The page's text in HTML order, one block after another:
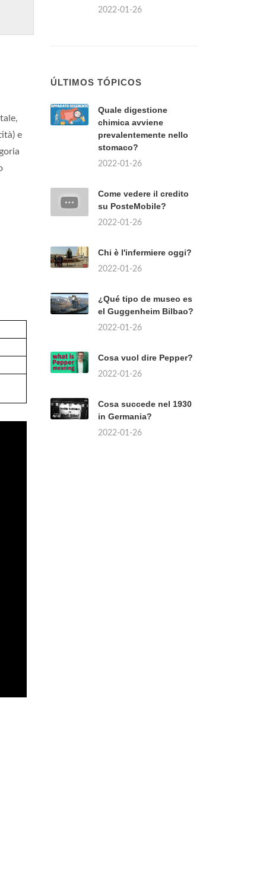
e
2022-01-26
ÚLTIMOS TÓPICOS
Quale digestione
chimica avviene
prevalentemente nello
stomaco?
2022-01-26
Come vedere il credito
su PosteMobile?
2022-01-26
Chi è l'infermiere oggi?
2022-01-26
¿Qué tipo de museo es
el Guggenheim Bilbao?
2022-01-26
Cosa vuol dire Pepper?
2022-01-26
Cosa succede nel 1930
in Germania?
2022-01-26